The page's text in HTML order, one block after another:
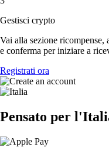
Gestisci crypto
Vai alla sezione ricompense,
e conferma per iniziare a
Registrati ora
Pensato per